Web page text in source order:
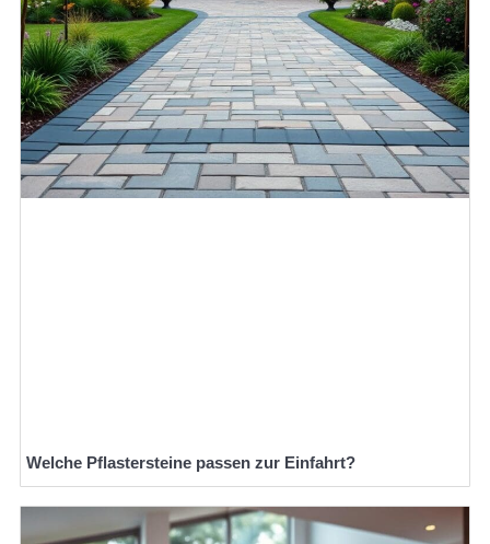
Welche Pflastersteine passen zur Einfahrt?